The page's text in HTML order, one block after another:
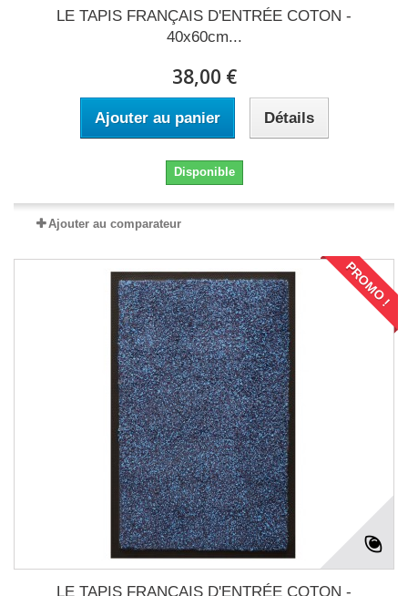
LE TAPIS FRANÇAIS D'ENTRÉE COTON -
40x60cm...
38,00 €
Ajouter au panier Détails
Disponible
Ajouter au comparateur
PROMO !
LE TAPIS FRANÇAIS D'ENTRÉE COTON -